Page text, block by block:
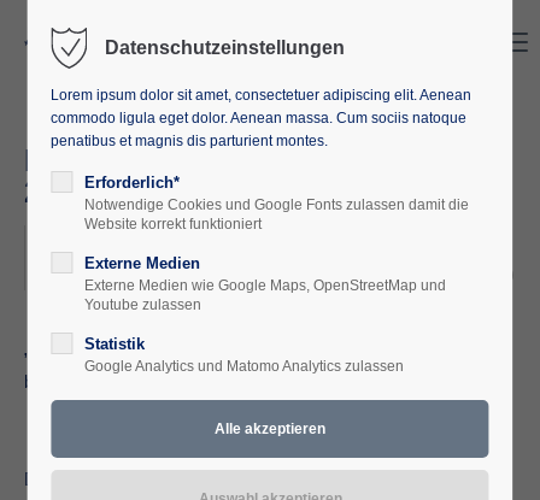
FELDENKRAIS - METHODE
21.02. - 23.02.2025
ORT: EUROPÄISCHE AKADEMIE M-V, WAREN (MÜRITZ)
„Was mich interessiert, sind nicht bewegliche Körper, sondern
bewegliche Gehirne.“ – Moshe Feldenkrais
Das Gesamtwohlbefinden verbessern.
Datenschutzeinstellungen
Lorem ipsum dolor sit amet, consectetuer adipiscing elit. Aenean
commodo ligula eget dolor. Aenean massa. Cum sociis natoque
penatibus et magnis dis parturient montes.
Erforderlich*
Notwendige Cookies und Google Fonts zulassen damit die
Website korrekt funktioniert
Externe Medien
Externe Medien wie Google Maps, OpenStreetMap und
Youtube zulassen
Statistik
Google Analytics und Matomo Analytics zulassen